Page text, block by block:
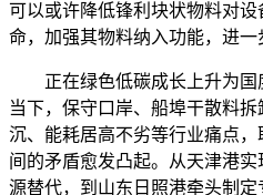
可以或许降低锋利块状物料对
命，加强其物料纳入功能，进一
正在绿色低碳成长上升为国
当下，保守口岸、船埠干散料
沉、能耗居高不劣等行业痛点
间的矛盾愈发凸起。从天津港
源替代，到山东日照港牵头制